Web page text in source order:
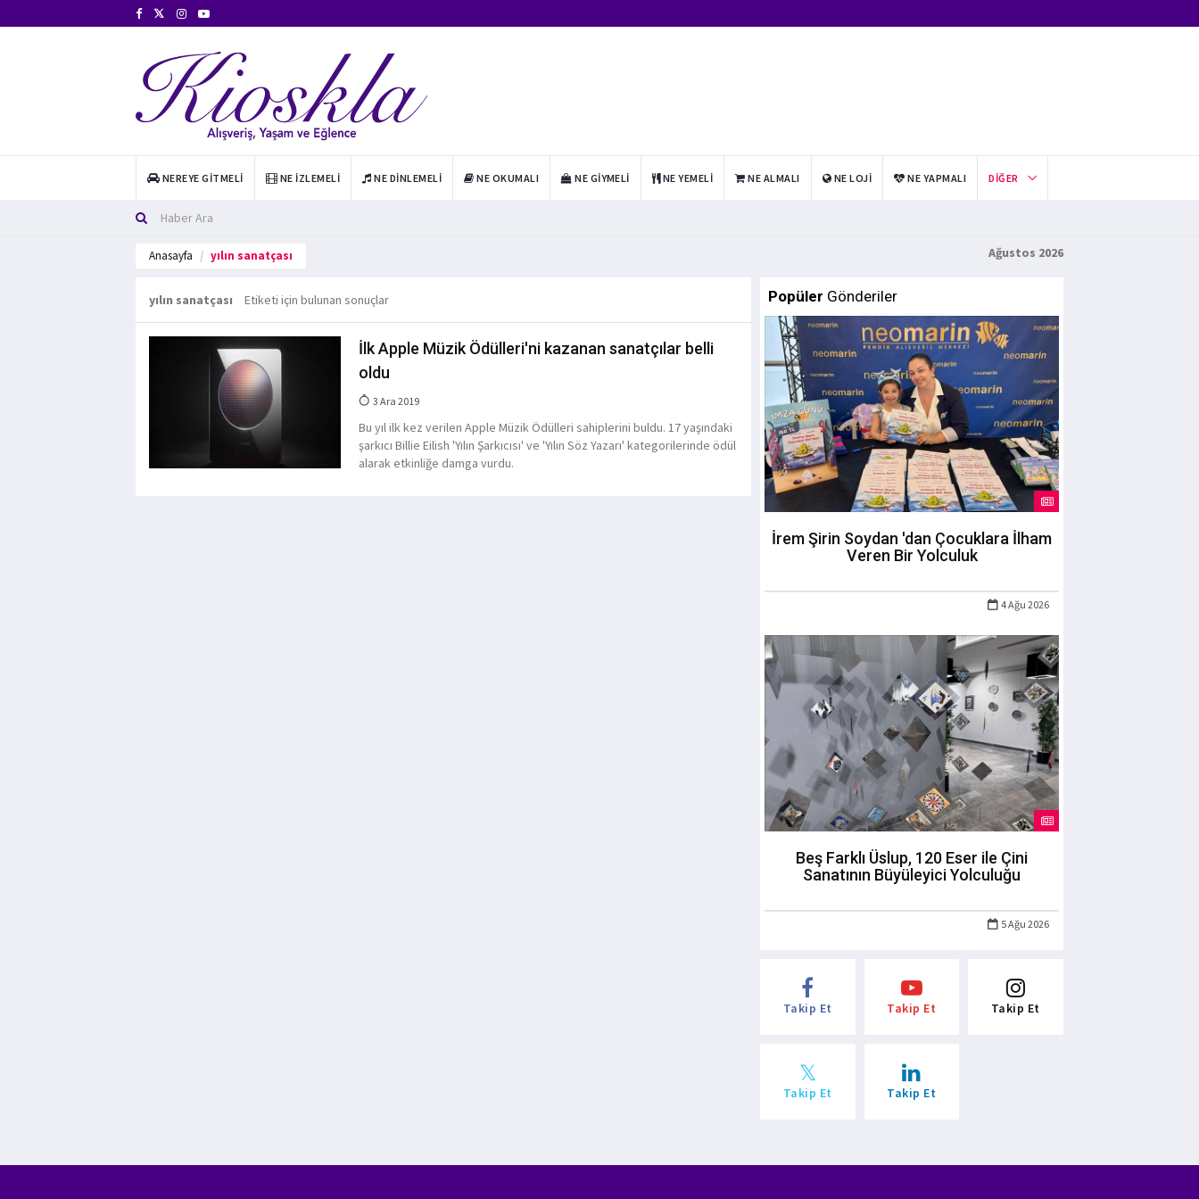
NEREYE GITMELI NE İZLEMELI NE DINLEMELI NE OKUMALI NE GIYMELI NE YEMELI NE ALMALI NE LOJI NE YAPMALI DIĞER
Anasayfa yılın sanatçası Ağustos 2026
yılın sanatçası Etiketi için bulunan sonuçlar
İlk Apple Müzik Ödülleri'ni kazanan sanatçılar belli
oldu
3 Ara 2019
Bu yıl ilk kez verilen Apple Müzik Ödülleri sahiplerini buldu. 17 yaşındaki
şarkıcı Billie Eilish 'Yılın Şarkıcısı' ve 'Yılın Söz Yazarı' kategorilerinde ödül
alarak etkinliğe damga vurdu.
Popüler Gönderiler
İrem Şirin Soydan 'dan Çocuklara İlham
Veren Bir Yolculuk
4 Ağu 2026
Beş Farklı Üslup, 120 Eser ile Çini
Sanatının Büyüleyici Yolculuğu
5 Ağu 2026
Takip Et Takip Et Takip Et
Takip Et Takip Et